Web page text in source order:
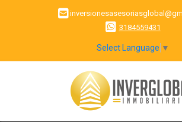
3184559431
Select Language ▼